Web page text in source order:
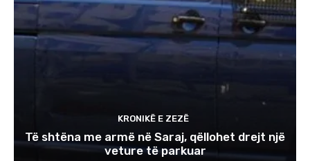
KRONIKË E ZEZË
Të shtëna me armë në Saraj, qëllohet drejt një
veture të parkuar